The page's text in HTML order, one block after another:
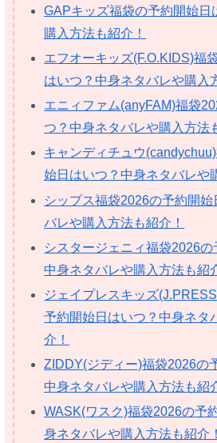
GAPキッズ福袋の予約開始日
購入方法も紹介！
エフオーキッズ(F.O.KIDS)福
はいつ？中身ネタバレや購入
エニィファム(anyFAM)福袋
つ？中身ネタバレや購入方法
キャンディチュウ
始日はいつ？中身ネタバレや
シップス福袋2026の予約開
バレや購入方法も紹介！
シスタージェニィ福袋2026の
中身ネタバレや購入方法も紹
ジェイプレスキッズ
予約開始日はいつ？中身ネタ
介！
ZIDDY(ジディー)福袋2026の
中身ネタバレや購入方法も紹
WASK(ワスク)福袋2026の予
身ネタバレや購入方法も紹介！